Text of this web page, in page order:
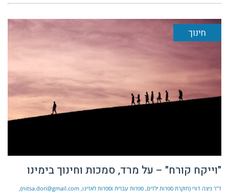
חינוך
"וייקח קורח" – על מרד, סמכות וחינוך בימינו
ד"ר ניצה דורי (חוקרת ספרות ילדים, ספרות עברית וספרות לאדינו, nitsa.dori@gmail.com)